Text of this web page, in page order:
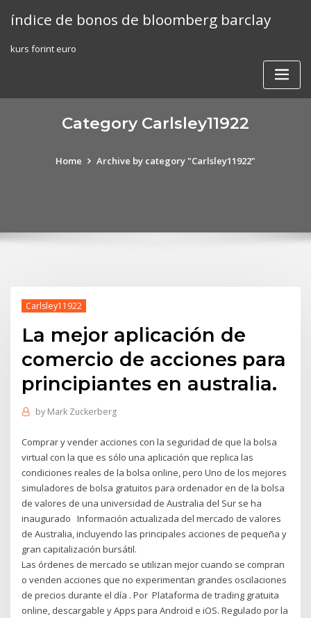
índice de bonos de bloomberg barclay
kurs forint euro
Category Carlsley11922
Home Archive by category "Carlsley11922"
Carlsley11922
La mejor aplicación de
comercio de acciones para
principiantes en australia.
by Mark Zuckerberg
Comprar y vender acciones con la seguridad de que la bolsa
virtual con la que es sólo una aplicación que replica las
condiciones reales de la bolsa online, pero Uno de los mejores
simuladores de bolsa gratuitos para ordenador en de la bolsa
de valores de una universidad de Australia del Sur se ha
inaugurado Información actualizada del mercado de valores
de Australia, incluyendo las principales acciones de pequeña y
gran capitalización bursátil.
Las órdenes de mercado se utilizan mejor cuando se compran
o venden acciones que no experimentan grandes oscilaciones
de precios durante el día . Por Plataforma de trading gratuita
online, descargable y Apps para Android e iOS. Regulado por la